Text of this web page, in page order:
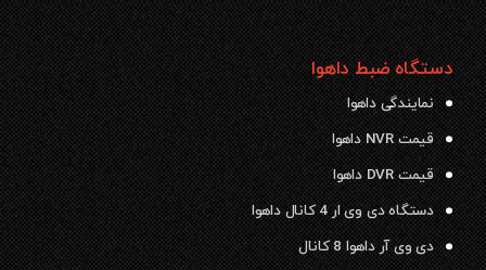
دستگاه ضبط داهوا
نمایندگی داهوا
قیمت NVR داهوا
قیمت DVR داهوا
دستگاه دی وی ار 4 کانال داهوا
دی وی آر داهوا 8 کانال